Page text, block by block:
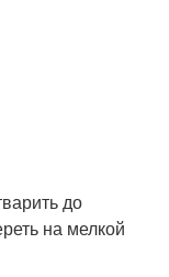
до
на мелкой